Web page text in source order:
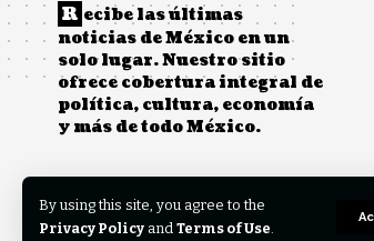
By using this site, you agree to the
Privacy Policy and Terms of Use.
R ecibe las últimas
noticias de México en un
solo lugar. Nuestro sitio
ofrece cobertura integral de
política, cultura, economía
y más de todo México.